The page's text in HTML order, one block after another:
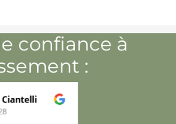
confiance à
: